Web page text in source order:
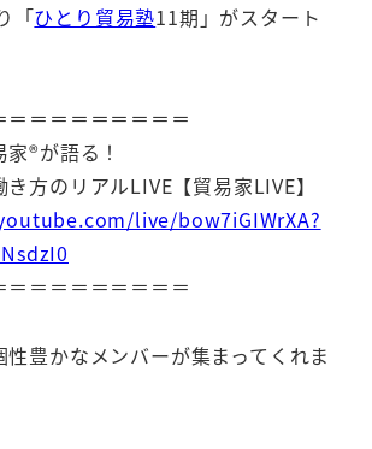
「ひとり貿易塾11期」がスタート
＝＝＝＝＝＝＝＝＝
®が語る！
方のリアルLIVE【貿易家LIVE】
live/bow7iGIWrXA?
＝＝＝＝＝＝＝＝＝
豊かなメンバーが集まってくれま